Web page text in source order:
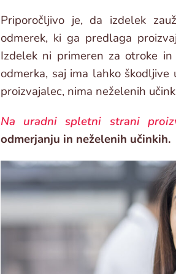
Priporočljivo je, da izdelek
odmerek, ki ga predlaga
Izdelek ni primeren za otroke
odmerka, saj ima lahko
proizvajalec, nima neželenih
Na uradni spletni strani
odmerjanju in neželenih učinkih.